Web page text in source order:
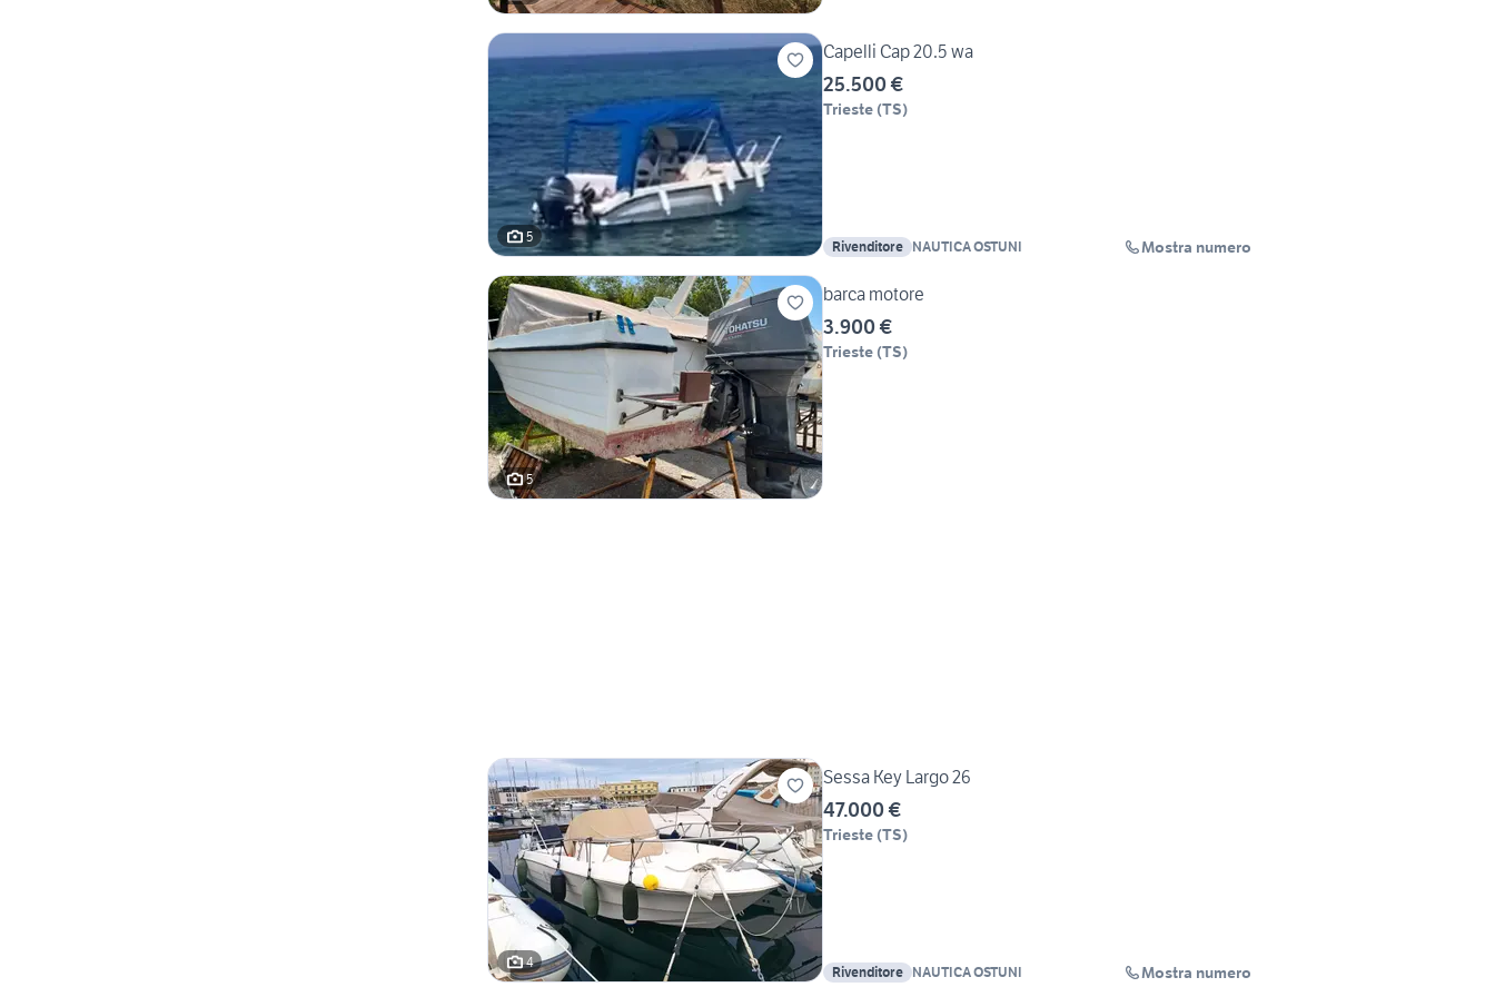
5
Capelli Cap 20.5 wa
25.500 €
Trieste (TS)
Rivenditore NAUTICA OSTUNI Mostra numero
5
barca motore
3.900 €
Trieste (TS)
4
Sessa Key Largo 26
47.000 €
Trieste (TS)
Rivenditore NAUTICA OSTUNI Mostra numero